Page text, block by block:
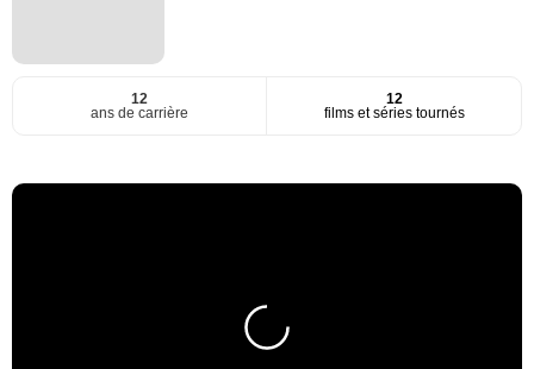
12
ans de carrière
12
films et séries tournés